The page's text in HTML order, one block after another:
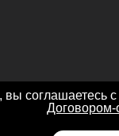
соглашаетесь